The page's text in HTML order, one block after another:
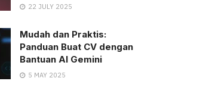
22 JULY 2025
Mudah dan Praktis:
Panduan Buat CV dengan
Bantuan AI Gemini
5 MAY 2025